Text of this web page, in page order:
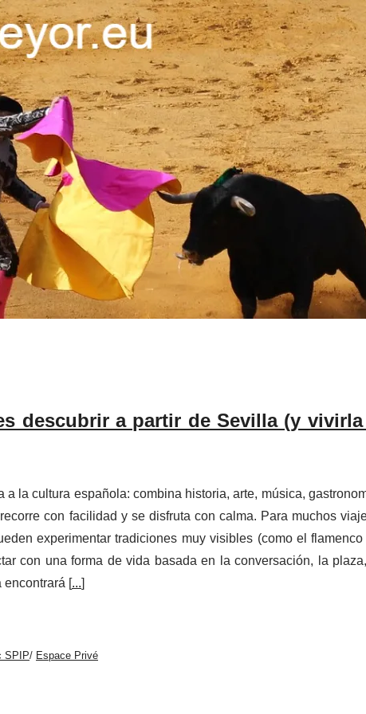
descubrir a partir de Sevilla (y
la cultura española: combina historia, arte, música,
con facilidad y se disfruta con calma. Para muchos
experimentar tradiciones muy visibles (como el
con una forma de vida basada en la conversación, la
encontrará [...]
SPIP/ Espace Privé